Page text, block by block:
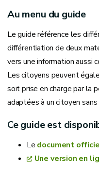
Au menu du guide
Le guide référence les
différentiation de deux
vers une information aussi
Les citoyens peuvent
soit prise en charge par la
adaptées à un citoyen sans
Ce guide est
Le document
Une version en